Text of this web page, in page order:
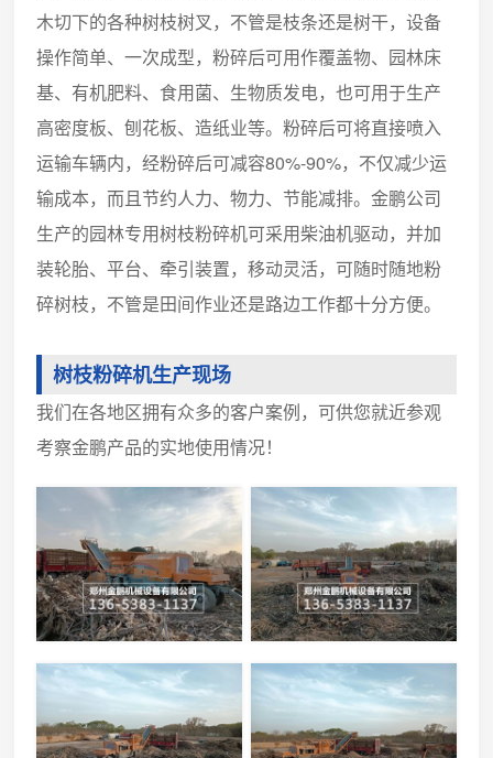
木切下的各种树枝树叉，不管是枝条还是树干，设备
操作简单、一次成型，粉碎后可用作覆盖物、园林床
基、有机肥料、食用菌、生物质发电，也可用于生产
高密度板、刨花板、造纸业等。粉碎后可将直接喷入
运输车辆内，经粉碎后可减容80%-90%，不仅减少运
输成本，而且节约人力、物力、节能减排。金鹏公司
生产的园林专用树枝粉碎机可采用柴油机驱动，并加
装轮胎、平台、牵引装置，移动灵活，可随时随地粉
碎树枝，不管是田间作业还是路边工作都十分方便。
树枝粉碎机生产现场
我们在各地区拥有众多的客户案例，可供您就近参观
考察金鹏产品的实地使用情况！